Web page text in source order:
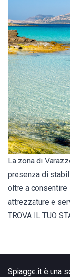
La zona di
presenza di
oltre a consentire
attrezzature e
TROVA IL TUO
Spiagge.it è una